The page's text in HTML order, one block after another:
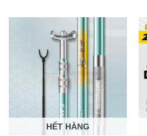
HẾT HÀNG